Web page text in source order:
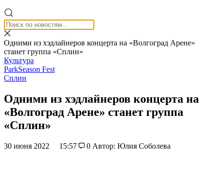
Одними из хэдлайнеров концерта на «Волгоград Арене»
станет группа «Сплин»
Культура
ParkSeason Fest
Сплин
Одними из хэдлайнеров концерта на
«Волгоград Арене» станет группа
«Сплин»
30 июня 2022 15:57 0 Автор: Юлия Соболева